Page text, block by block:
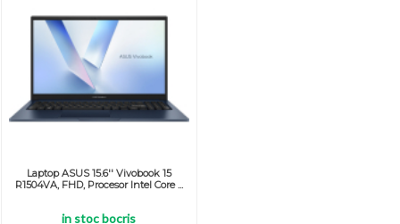
Laptop ASUS 15.6'' Vivobook 15
R1504VA, FHD, Procesor Intel Core ...
in stoc bocris